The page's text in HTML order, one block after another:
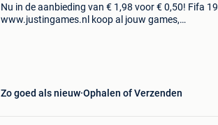
Nu in de aanbieding van € 1,98 voor € 0,50! Fifa 19
www.justingames.nl koop al jouw games,
Zo goed als nieuw Ophalen of Verzenden